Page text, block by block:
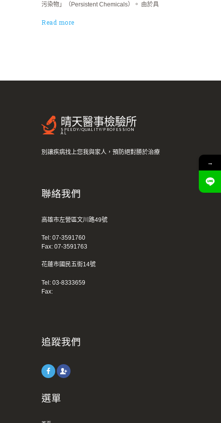
污染物」（Persistent Chemicals）。 由於具
Read more
晴天醫事檢驗所
SPEEDY/QUALITY/PROFESSION
AL
別讓疾病找上您我與家人，預防絕對勝於治療
聯絡我們
高雄市左營區文川路49號
Tel: 07-3591760
Fax: 07-3591763
花蓮市國民五街14號
Tel: 03-8333659
Fax:
追蹤我們
選單
→